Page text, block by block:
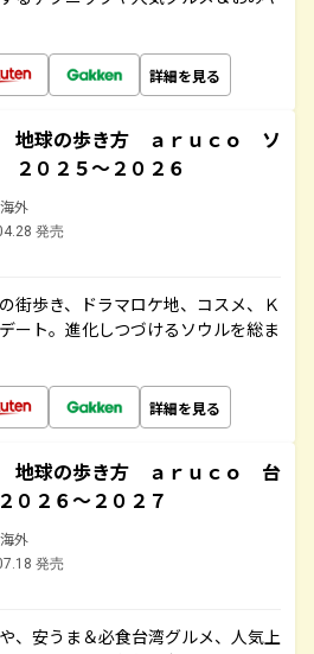
詳細を見る
地球の歩き方 ａｒｕｃｏ ソ
０２５～２０２６
外
発売
街歩き、ドラマロケ地、コスメ、Ｋ
ート。進化しつづけるソウルを総ま
詳細を見る
地球の歩き方 ａｒｕｃｏ 台
２６～２０２７
外
発売
、安うま＆必食台湾グルメ、人気上